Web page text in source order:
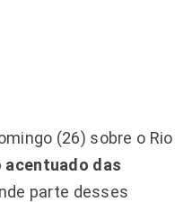
(26) sobre o Rio
acentuado das
parte desses